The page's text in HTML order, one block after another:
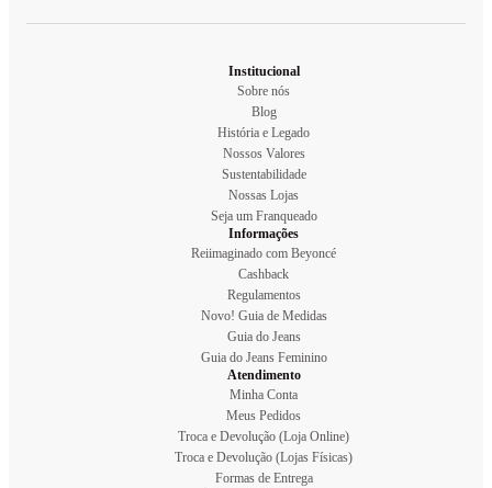
Institucional
Sobre nós
Blog
História e Legado
Nossos Valores
Sustentabilidade
Nossas Lojas
Seja um Franqueado
Informações
Reiimaginado com Beyoncé
Cashback
Regulamentos
Novo! Guia de Medidas
Guia do Jeans
Guia do Jeans Feminino
Atendimento
Minha Conta
Meus Pedidos
Troca e Devolução (Loja Online)
Troca e Devolução (Lojas Físicas)
Formas de Entrega